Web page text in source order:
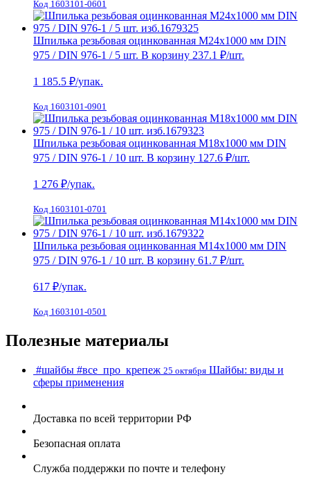
Код 1603101-0601
Шпилька резьбовая оцинкованная М24х1000 мм DIN
975 / DIN 976-1 / 5 шт. В корзину 237.1 ₽/шт.
1 185.5 ₽/упак.
Код 1603101-0901
Шпилька резьбовая оцинкованная М18х1000 мм DIN
975 / DIN 976-1 / 10 шт. В корзину 127.6 ₽/шт.
1 276 ₽/упак.
Код 1603101-0701
Шпилька резьбовая оцинкованная М14х1000 мм DIN
975 / DIN 976-1 / 10 шт. В корзину 61.7 ₽/шт.
617 ₽/упак.
Код 1603101-0501
Полезные материалы
#шайбы #все_про_крепеж 25 октября Шайбы: виды и
сферы применения
Доставка по всей территории РФ
Безопасная оплата
Служба поддержки по почте и телефону